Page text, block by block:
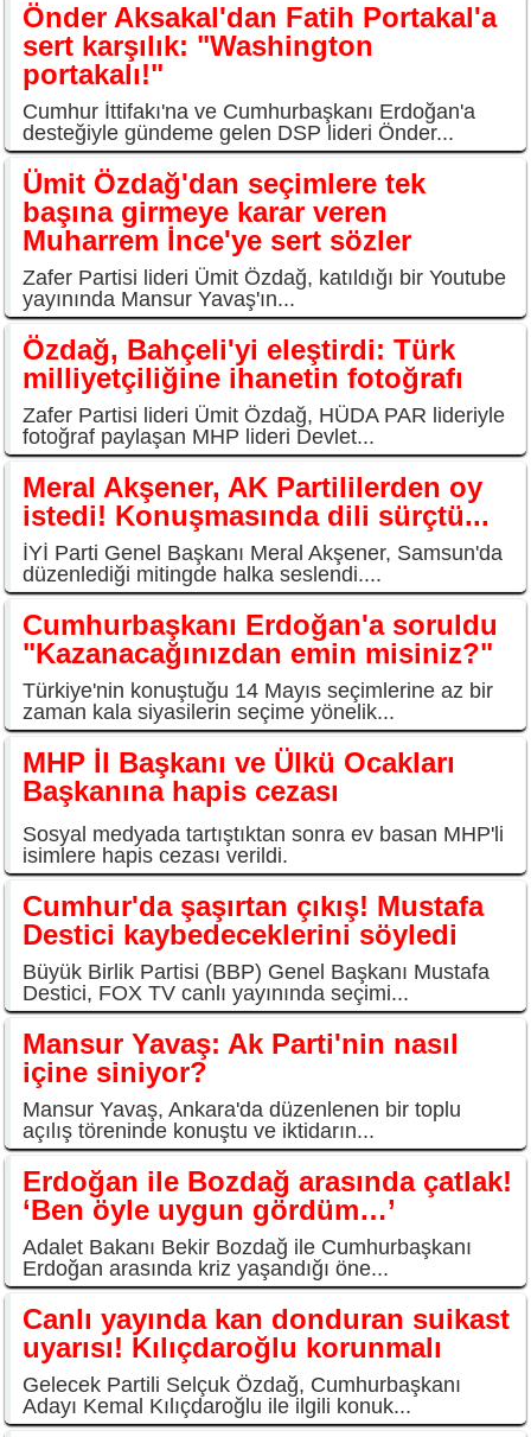
Önder Aksakal'dan Fatih Portakal'a
sert karşılık: "Washington
portakalı!"
Cumhur İttifakı'na ve Cumhurbaşkanı Erdoğan'a
desteğiyle gündeme gelen DSP lideri Önder...
Ümit Özdağ'dan seçimlere tek
başına girmeye karar veren
Muharrem İnce'ye sert sözler
Zafer Partisi lideri Ümit Özdağ, katıldığı bir Youtube
yayınında Mansur Yavaş'ın...
Özdağ, Bahçeli'yi eleştirdi: Türk
milliyetçiliğine ihanetin fotoğrafı
Zafer Partisi lideri Ümit Özdağ, HÜDA PAR lideriyle
fotoğraf paylaşan MHP lideri Devlet...
Meral Akşener, AK Partililerden oy
istedi! Konuşmasında dili sürçtü...
İYİ Parti Genel Başkanı Meral Akşener, Samsun'da
düzenlediği mitingde halka seslendi....
Cumhurbaşkanı Erdoğan'a soruldu
"Kazanacağınızdan emin misiniz?"
Türkiye'nin konuştuğu 14 Mayıs seçimlerine az bir
zaman kala siyasilerin seçime yönelik...
MHP İl Başkanı ve Ülkü Ocakları
Başkanına hapis cezası
Sosyal medyada tartıştıktan sonra ev basan MHP'li
isimlere hapis cezası verildi.
Cumhur'da şaşırtan çıkış! Mustafa
Destici kaybedeceklerini söyledi
Büyük Birlik Partisi (BBP) Genel Başkanı Mustafa
Destici, FOX TV canlı yayınında seçimi...
Mansur Yavaş: Ak Parti'nin nasıl
içine siniyor?
Mansur Yavaş, Ankara'da düzenlenen bir toplu
açılış töreninde konuştu ve iktidarın...
Erdoğan ile Bozdağ arasında çatlak!
‘Ben öyle uygun gördüm…’
Adalet Bakanı Bekir Bozdağ ile Cumhurbaşkanı
Erdoğan arasında kriz yaşandığı öne...
Canlı yayında kan donduran suikast
uyarısı! Kılıçdaroğlu korunmalı
Gelecek Partili Selçuk Özdağ, Cumhurbaşkanı
Adayı Kemal Kılıçdaroğlu ile ilgili konuk...